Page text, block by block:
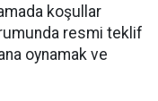
koşullar
resmi teklif
oynamak ve